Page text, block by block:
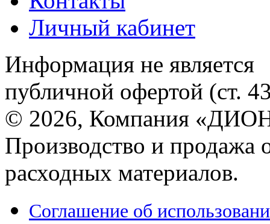
Личный кабинет
Информация не является
публичной офертой (ст.
© 2026, Компания
Производство и продажа
расходных материалов.
Соглашение об